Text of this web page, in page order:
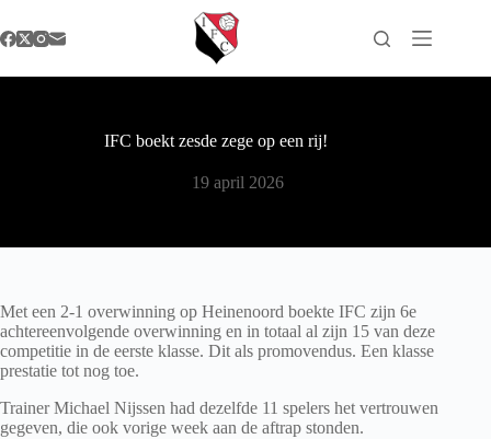
naar
de
IFC boekt zesde zege op een rij!
19 april 2026
Met een 2-1 overwinning op Heinenoord boekte IFC zijn 6e
achtereenvolgende overwinning en in totaal al zijn 15 van deze
competitie in de eerste klasse. Dit als promovendus. Een klasse
prestatie tot nog toe.
Trainer Michael Nijssen had dezelfde 11 spelers het vertrouwen
gegeven, die ook vorige week aan de aftrap stonden.